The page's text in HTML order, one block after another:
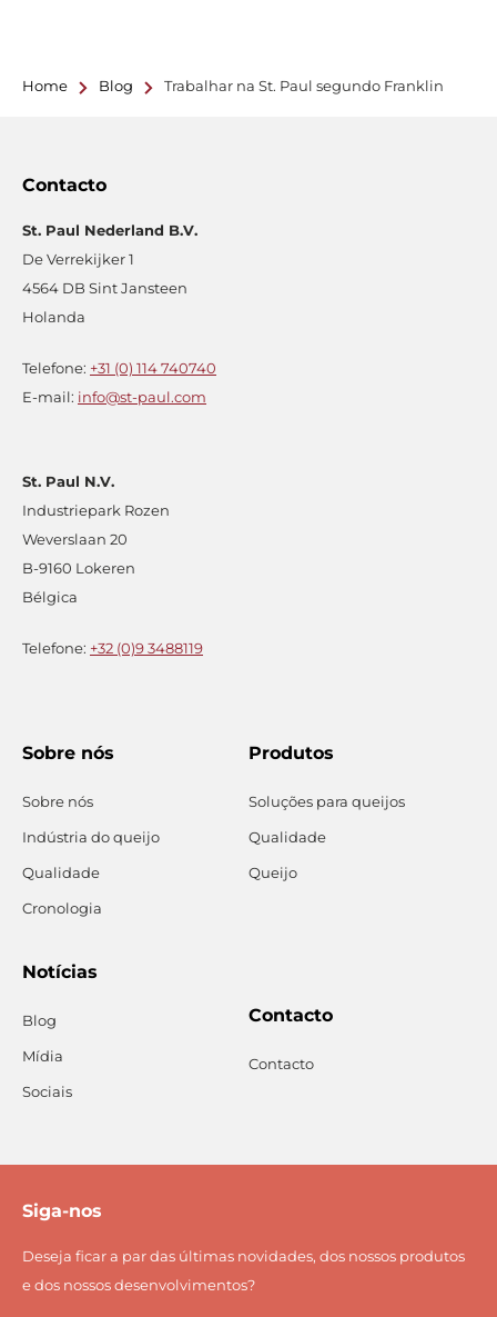
Home Blog Trabalhar na St. Paul segundo Franklin
Contacto
St. Paul Nederland B.V.
De Verrekijker 1
4564 DB Sint Jansteen
Holanda
Telefone: +31 (0) 114 740740
E-mail: info@st-paul.com
St. Paul N.V.
Industriepark Rozen
Weverslaan 20
B-9160 Lokeren
Bélgica
Telefone: +32 (0)9 3488119
Sobre nós
Sobre nós
Indústria do queijo
Qualidade
Cronologia
Produtos
Soluções para queijos
Qualidade
Queijo
Notícias
Blog
Mídia
Sociais
Contacto
Contacto
Siga-nos
Deseja ficar a par das últimas novidades, dos nossos produtos
e dos nossos desenvolvimentos?